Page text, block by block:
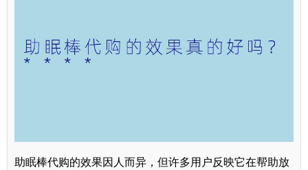
助眠棒代购的效果因人而异，但许多用户反映它在帮助放